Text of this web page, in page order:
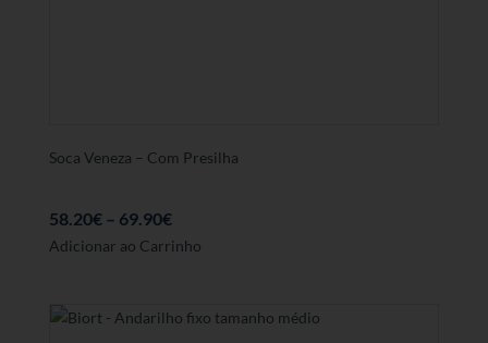
Soca Veneza – Com Presilha
58.20€– 69.90€
Adicionar ao CarrinhoEste
várias